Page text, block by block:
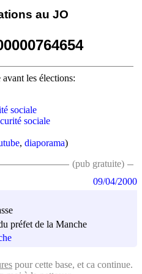
au JO
les élections:
sociale
sociale
, diaporama)
(pub gratuite)
préfet de la Manche
09/04/2000
pour cette base, et ca continue.